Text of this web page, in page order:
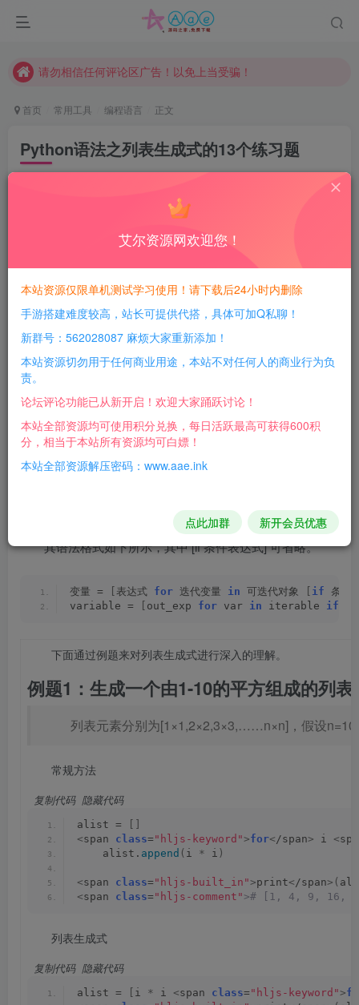
本站一律禁止以任何方式发布或转载任何违法的相关信息，访客发现请向站长举报
请勿相信任何评论区广告！以免上当受骗！
首页 常用工具 编程语言 正文
Python语法之列表生成式的13个练习题
每日活跃最高可获得600积分！所有资源可以使用
概述
列表生成式是Python内置的非常简单却强大的
可以用来创建list的生成式。
Python 列表推导式是什么
列表推导式是 Python 语言特有的一种语法结
构，也可以看成是 Python 中一种独特的数据处理
其语法格式如下所示，其中 [if 条件表达式] 可省略。
变量 = 表达式 for 迭代变量 in 可迭代对象 if 条件
variable =
out_exp for var in iterable if
下面通过例题来对列表生成式进行深入的理解。
例题1：生成一个由1-10的平方组成的列表
列表元素分别为[1×1,2×2,3×3,……n×n]，假设n=10
常规方法
复制代码 隐藏代码
alist =
<span class= "hljs-keyword">for< /span> i <
    alist.
append ( i * i )
<span class= "hljs-built_in">print< /span>(
<span class= "hljs-comment" ># [1, 4, 9, 16,
列表生成式
复制代码 隐藏代码
alist =
i * i <span class= "hljs-keyword">
艾尔资源网欢迎您！
本站资源仅限单机测试学习使用！请下载后24小时内删除
手游搭建难度较高，站长可提供代搭，具体可加Q私聊！
新群号：562028087 麻烦大家重新添加！
本站资源切勿用于任何商业用途，本站不对任何人的商业行为负
责。
论坛评论功能已从新开启！欢迎大家踊跃讨论！
本站全部资源均可使用积分兑换，每日活跃最高可获得600积
分，相当于本站所有资源均可白嫖！
本站全部资源解压密码：www.aae.ink
点此加群 新开会员优惠